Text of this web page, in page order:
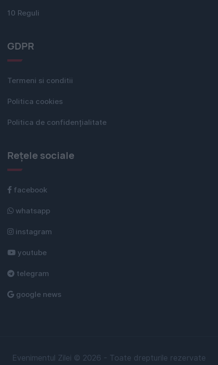
10 Reguli
GDPR
Termeni si conditii
Politica cookies
Politica de confidențialitate
Rețele sociale
facebook
whatsapp
instagram
youtube
telegram
google news
Evenimentul Zilei © 2026 - Toate drepturile rezervate